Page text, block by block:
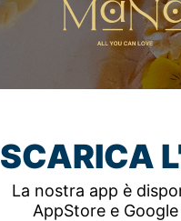
SCARICA
La nostra app è
AppStore e Google